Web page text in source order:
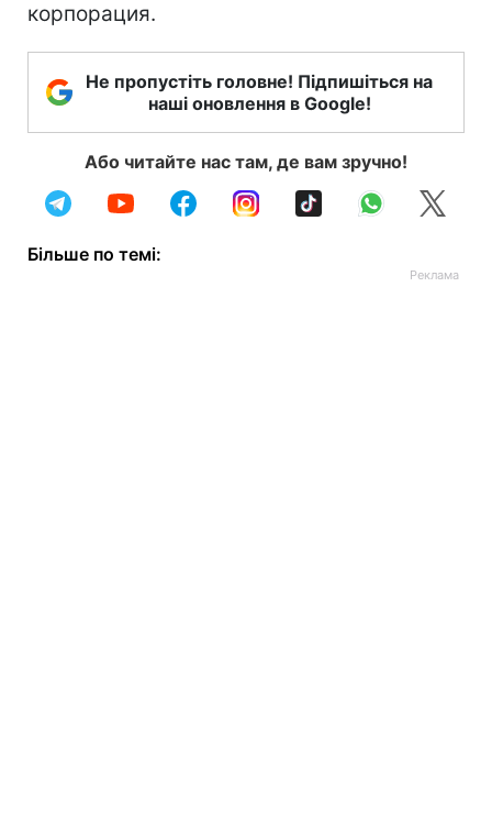
корпорация.
Не пропустіть головне! Підпишіться на
наші оновлення в Google!
Або читайте нас там, де вам зручно!
Більше по темі: